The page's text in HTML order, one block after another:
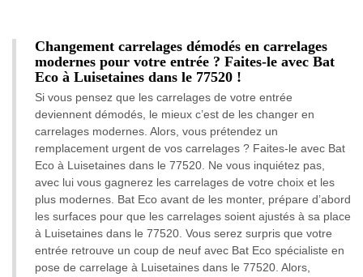
Changement carrelages démodés en carrelages
modernes pour votre entrée ? Faites-le avec Bat
Eco à Luisetaines dans le 77520 !
Si vous pensez que les carrelages de votre entrée
deviennent démodés, le mieux c’est de les changer en
carrelages modernes. Alors, vous prétendez un
remplacement urgent de vos carrelages ? Faites-le avec Bat
Eco à Luisetaines dans le 77520. Ne vous inquiétez pas,
avec lui vous gagnerez les carrelages de votre choix et les
plus modernes. Bat Eco avant de les monter, prépare d’abord
les surfaces pour que les carrelages soient ajustés à sa place
à Luisetaines dans le 77520. Vous serez surpris que votre
entrée retrouve un coup de neuf avec Bat Eco spécialiste en
pose de carrelage à Luisetaines dans le 77520. Alors,